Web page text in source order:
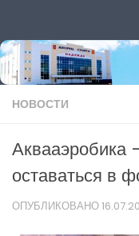
НОВОСТИ
Аквааэробика
оставаться в
ОПУБЛИКОВАНО